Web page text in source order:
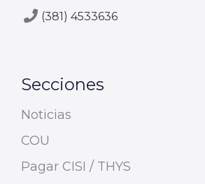
(381) 4533636
Secciones
Noticias
COU
Pagar CISI / THYS